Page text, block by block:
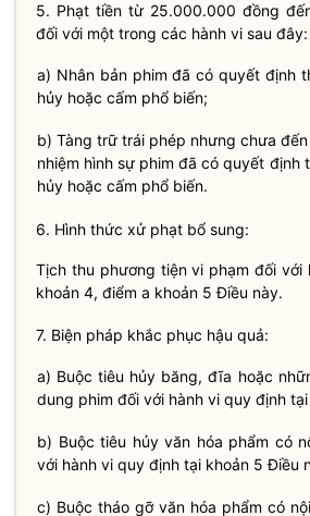
5. Phạt tiền từ 25.000.000 đồng
đối với một trong các hành vi sau đây:
a) Nhân bản phim đã có quyết định
hủy hoặc cấm phổ biến;
b) Tàng trữ trái phép nhưng chưa
nhiệm hình sự phim đã có quyết định
hủy hoặc cấm phổ biến.
6. Hình thức xử phạt bổ sung:
Tịch thu phương tiện vi phạm đối với
khoản 4, điểm a khoản 5 Điều này.
7. Biện pháp khắc phục hậu quả:
a) Buộc tiêu hủy băng, đĩa hoặc
dung phim đối với hành vi quy định
b) Buộc tiêu hủy văn hóa phẩm có
với hành vi quy định tại khoản 5 Điều
c) Buộc tháo gỡ văn hóa phẩm có